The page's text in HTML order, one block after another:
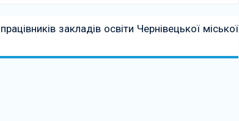
закладів освіти Чернівецької міської